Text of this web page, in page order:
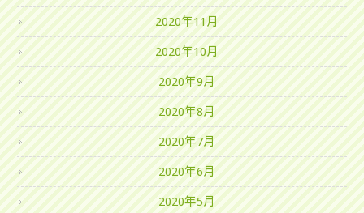
2020年11月
2020年10月
2020年9月
2020年8月
2020年7月
2020年6月
2020年5月